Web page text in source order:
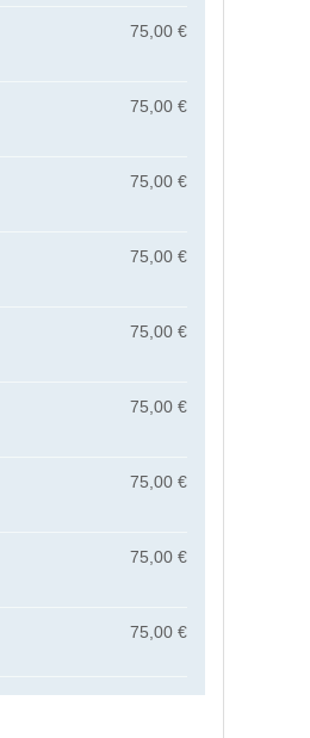
75,00 €
75,00 €
75,00 €
75,00 €
75,00 €
75,00 €
75,00 €
75,00 €
75,00 €